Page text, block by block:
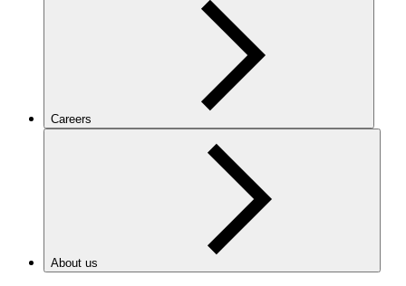
Careers
About us